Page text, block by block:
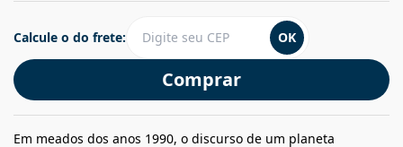
Comprar
Calcule o do frete: OK
Em meados dos anos 1990, o discurso de um planeta